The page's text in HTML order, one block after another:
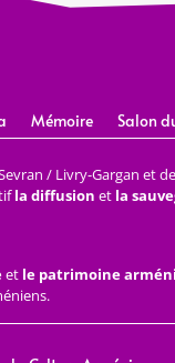
Mémoire Salon
/ Livry-Gargan et
la diffusion et la
et le patrimoine